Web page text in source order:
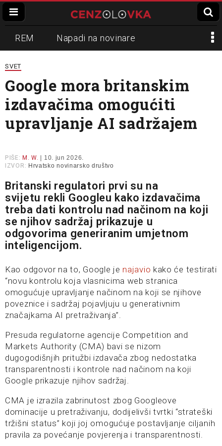
REM Napadi na novinare
Zvučni top
Propaganda Lokalni mediji
Informer Slavko Ćuruvija
SVET
Google mora britanskim
izdavačima omogućiti
upravljanje AI sadržajem
PIŠE: M. W.
| 10. jun 2026.
IZVOR: Hrvatsko novinarsko društvo
Britanski regulatori prvi su na
svijetu rekli Googleu kako izdavačima
treba dati kontrolu nad načinom na koji
se njihov sadržaj prikazuje u
odgovorima generiranim umjetnom
inteligencijom.
Kao odgovor na to, Google je najavio kako će testirati
“novu kontrolu koja vlasnicima web stranica
omogućuje upravljanje načinom na koji se njihove
poveznice i sadržaj pojavljuju u generativnim
značajkama AI pretraživanja”.
Presuda regulatorne agencije Competition and
Markets Authority (CMA) bavi se nizom
dugogodišnjih pritužbi izdavača zbog nedostatka
transparentnosti i kontrole nad načinom na koji
Google prikazuje njihov sadržaj.
CMA je izrazila zabrinutost zbog Googleove
dominacije u pretraživanju, dodijelivši tvrtki “strateški
tržišni status” koji joj omogućuje postavljanje ciljanih
pravila za povećanje povjerenja i transparentnosti.